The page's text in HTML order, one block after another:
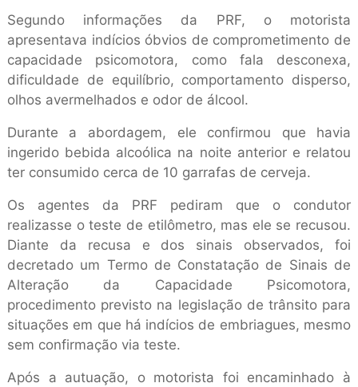
Segundo informações da PRF, o motorista
apresentava indícios óbvios de comprometimento de
capacidade psicomotora, como fala desconexa,
dificuldade de equilíbrio, comportamento disperso,
olhos avermelhados e odor de álcool.
Durante a abordagem, ele confirmou que havia
ingerido bebida alcoólica na noite anterior e relatou
ter consumido cerca de 10 garrafas de cerveja.
Os agentes da PRF pediram que o condutor
realizasse o teste de etilômetro, mas ele se recusou.
Diante da recusa e dos sinais observados, foi
decretado um Termo de Constatação de Sinais de
Alteração da Capacidade Psicomotora,
procedimento previsto na legislação de trânsito para
situações em que há indícios de embriagues, mesmo
sem confirmação via teste.
Após a autuação, o motorista foi encaminhado à